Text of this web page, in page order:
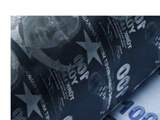
CONTINUE READING